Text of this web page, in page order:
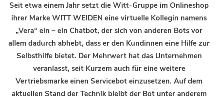
Seit etwa einem Jahr setzt die Witt-Gruppe im Onlineshop
ihrer Marke WITT WEIDEN eine virtuelle Kollegin namens
„Vera“ ein – ein Chatbot, der sich von anderen Bots vor
allem dadurch abhebt, dass er den Kundinnen eine Hilfe zur
Selbsthilfe bietet. Der Mehrwert hat das Unternehmen
veranlasst, seit Kurzem auch für eine weitere
Vertriebsmarke einen Servicebot einzusetzen. Auf dem
aktuellen Stand der Technik bleibt der Bot unter anderem